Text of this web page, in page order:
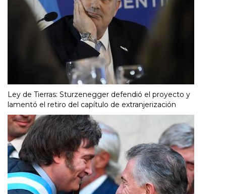
Ley de Tierras: Sturzenegger defendió el proyecto y
lamentó el retiro del capítulo de extranjerización